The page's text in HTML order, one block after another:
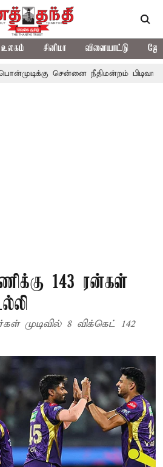
உலகம் சினிமா விளையாட்டு
நீதிமன்றம் பிடிவாராண்ட்
143 ரன்கள்
முடிவில் 8 விக்கெட் 142